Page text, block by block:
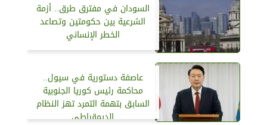
السودان في مفترق طرق.. أزمة
الشرعية بين حكومتين وتصاعد
الخطر الإنساني
عاصفة دستورية في سيول..
محاكمة رئيس كوريا الجنوبية
السابق بتهمة التمرد تهز النظام
الديمقراطي